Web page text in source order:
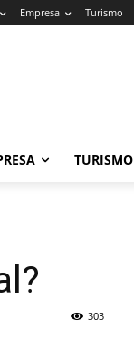
Empresa Turismo
TURISMO
303